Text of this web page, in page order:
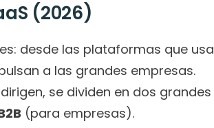
(2026)
desde las plataformas que
a las grandes empresas.
se dividen en dos
(para empresas).